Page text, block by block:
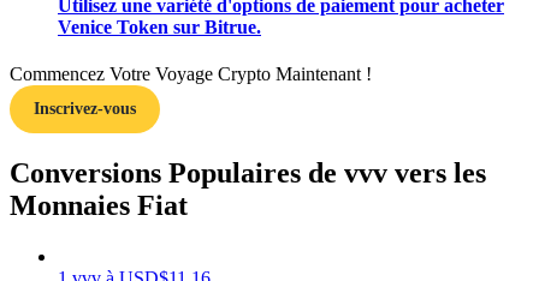
Gagner
Utilisez une variété d'options de paiement pour acheter
Venice Token sur Bitrue.
Commencez Votre Voyage Crypto Maintenant !
Inscrivez-vous
Conversions Populaires de vvv vers les
Monnaies Fiat